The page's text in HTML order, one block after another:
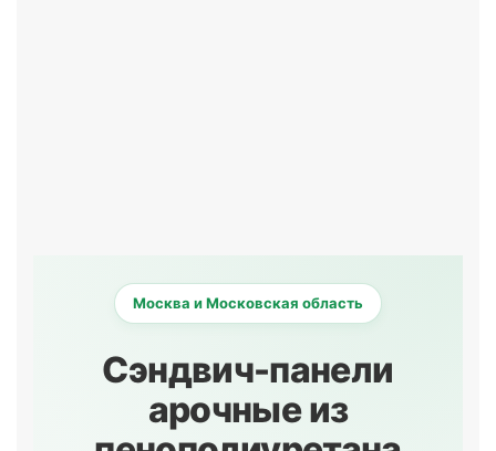
Москва и Московская область
Сэндвич-панели
арочные из